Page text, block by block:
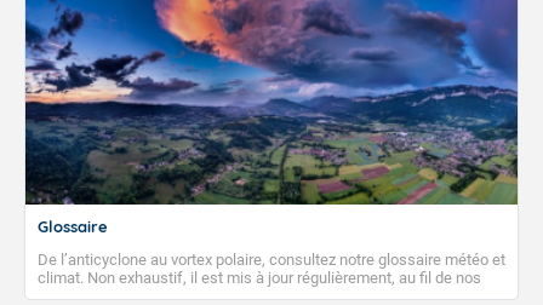
Glossaire
De l’anticyclone au vortex polaire, consultez notre glossaire météo et
climat. Non exhaustif, il est mis à jour régulièrement, au fil de nos
publications. Vous y trouverez également des liens utiles vers nos